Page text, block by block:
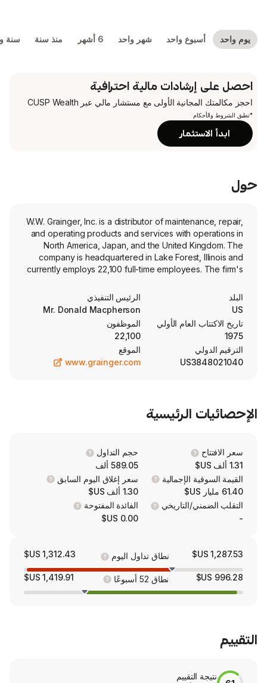
واحد شهر واحد 6 أشهر منذ سنة سنة واحدة 5 سنوات
مالية احترافية
الأولى مع مستشار مالي عبر CUSP Wealth
W.W. Grainger, Inc. is a distributor of
and operating products and services with
North America, Japan, and the United
company is headquartered in Lake
currently employs 22,100 full-time employees. The
(High-Touch Solutions N.A.) and
The firm's High-Touch Solutions N.A.
value-added MRO solutions. This
includes the Grainger-branded businesses
States, Canada, Mexico and Puerto
Endless Assortment segment provides an
with one-stop shopping for various
predominately in the United States and
product offering is grouped under
handling and storage, pumps and
cleaning and maintenance, metalworking
Mr. Donald Macpherson
الأولي
الموظفون
الموقع
www.grainger.com
حجم التداول
589.05 ألف
الإجمالية
سعر إغلاق اليوم السابق
1.30 ألف US$
التاريخي
الفائدة المفتوحة
نطاق تداول اليوم 1,312.43 US$
نطاق 52 أسبوعًا 1,419.91 US$